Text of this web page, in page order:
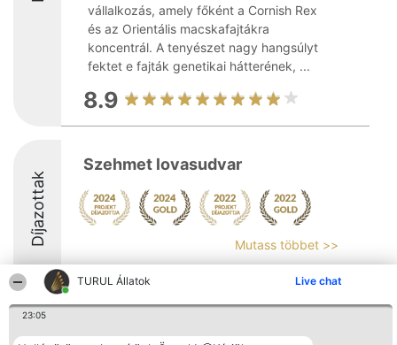
TURUL Állatok Live chat
23:05
vállalkozás, amely főként a Cornish Rex
és az Orientális macskafajtákra
koncentrál. A tenyészet nagy hangsúlyt
fektet e fajták genetikai hátterének, ...
8.9
Díjazottak
Szehmet lovasudvar
Mutass többet >>
Rangsorszervező Népszavazás Elérhetőség